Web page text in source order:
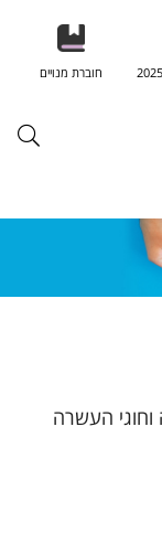
חוברת מנויים
וחוגי העשרה